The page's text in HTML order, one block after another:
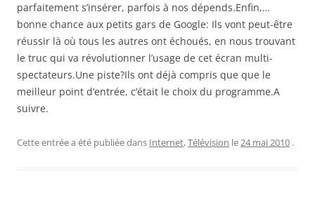
parfaitement s’insérer, parfois à nos dépends.Enfin,…
bonne chance aux petits gars de Google: Ils vont peut-être
réussir là où tous les autres ont échoués, en nous trouvant
le truc qui va révolutionner l’usage de cet écran multi-
spectateurs.Une piste?Ils ont déjà compris que que le
meilleur point d’entrée, c’était le choix du programme.A
suivre.
Cette entrée a été publiée dans Internet,Télévision le24 mai 2010 .